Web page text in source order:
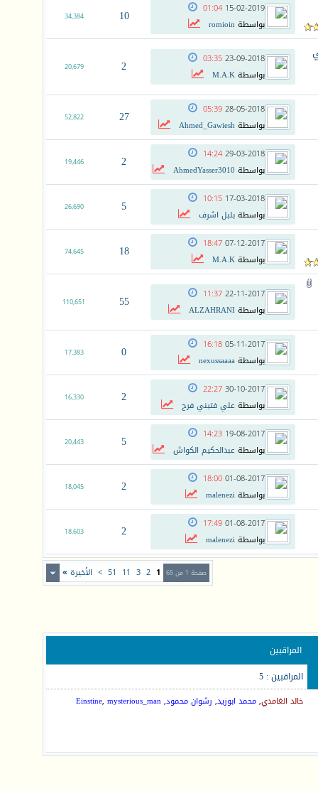
15-02-2019
01:04
بواسطةromioin
10
34,384
23-09-2018
03:35
بواسطةM.A.K
2
20,679
28-05-2018
05:39
بواسطةAhmed_Gawiesh
27
52,822
29-03-2018
14:24
بواسطة AhmedYasser3010
2
19,446
17-03-2018
10:15
بواسطةبلبل اشرف 5
26,690
07-12-2017
18:47
بواسطةM.A.K
18
74,645
22-11-2017
11:37
بواسطة ALZAHRANI
55
110,651
05-11-2017
16:18
بواسطةnexussaaaa
0
17,383
30-10-2017
22:27
بواسطةعلي فتيني فرح 2
16,330
19-08-2017
14:23
بواسطةعبدالحكيم الكواش 5
20,443
01-08-2017
18:00
بواسطةmalenezi
2
18,045
01-08-2017
17:49
بواسطةmalenezi
2
18,603
صفحة 1 من 65 1
2
3
11
51
> الأخيرة »
المراقبين
المراقبين : 5
خالد الغامدي,محمد ابوزيد, رشوان محمود,
Einstine, mysterious_man